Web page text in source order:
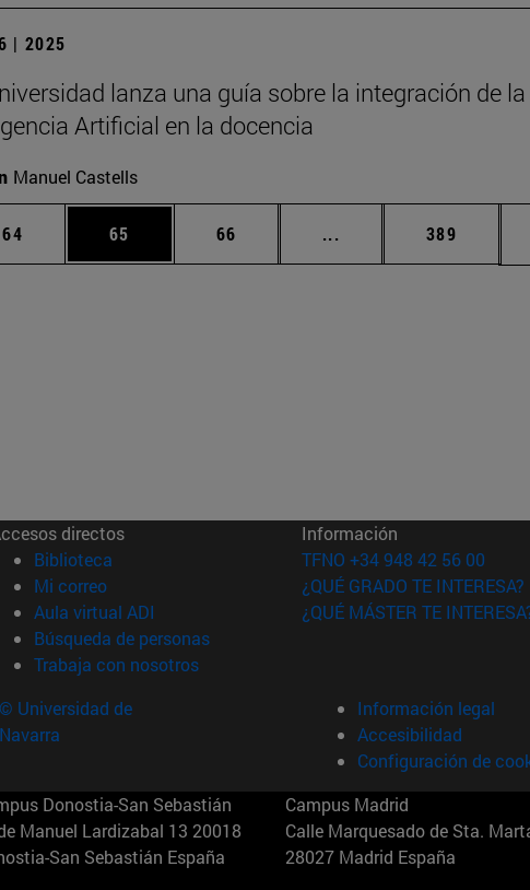
| 2025
lanza una guía sobre la integración de la
Artificial en la docencia
Manuel Castells
Use TAB para desplazarse.
Página
64 Página
65 Página
66 ... Páginas intermedias
Página
389
directos
Biblioteca (abre en nueva ventana)
Mi correo(abre en nueva ventana)
Aula virtual ADI (abre en nueva ventana)
Búsqueda de personas(abre en nueva ventana)
Trabaja con nosotros(abre en nueva ventana)
Información
TFNO +34 948 42 56 00
¿QUÉ GRADO TE INTERESA?
¿QUÉ MÁSTER TE
© Universidad de
Navarra
Información legal
Accesibilidad
Configuración de
Donostia-San Sebastián
Manuel Lardizabal 13 20018
San Sebastián España
Campus Madrid
Calle Marquesado de Sta.
28027 Madrid España